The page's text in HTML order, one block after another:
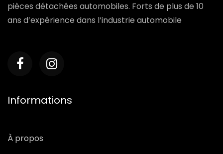
pièces détachées automobiles. Forts de plus de 10
ans d’expérience dans l’industrie automobile
Informations
À propos